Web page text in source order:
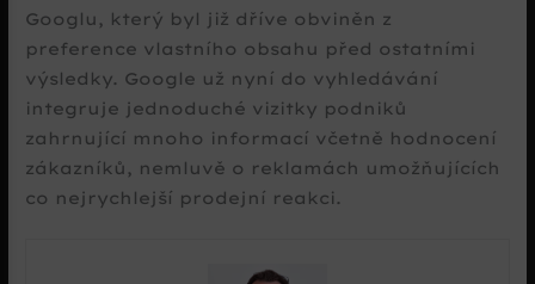
Googlu, který byl již dříve obviněn z
preference vlastního obsahu před ostatními
výsledky. Google už nyní do vyhledávání
integruje jednoduché vizitky podniků
zahrnující mnoho informací včetně hodnocení
zákazníků, nemluvě o reklamách umožňujících
co nejrychlejší prodejní reakci.